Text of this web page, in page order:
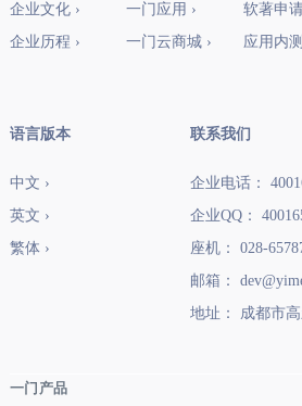
企业文化 ›
企业历程 ›
一门应用 ›
一门云商城 ›
软著申
应用内
语言版本
中文 ›
英文 ›
繁体 ›
联系我们
企业电话：
企业QQ：
座机： 028-
邮箱：
地址： 成都市
一门产品